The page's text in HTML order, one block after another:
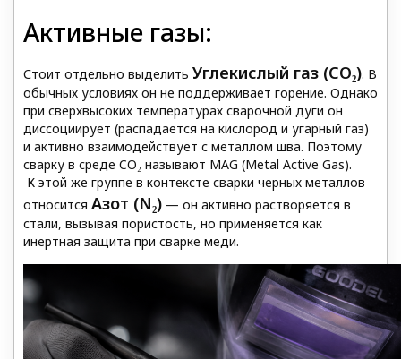
Активные газы:
Стоит отдельно выделить Углекислый газ (CO₂). В
обычных условиях он не поддерживает горение. Однако
при сверхвысоких температурах сварочной дуги он
диссоциирует (распадается на кислород и угарный газ)
и активно взаимодействует с металлом шва. Поэтому
сварку в среде CO₂ называют MAG (Metal Active Gas).
К этой же группе в контексте сварки черных металлов
относится Азот (N₂) — он активно растворяется в
стали, вызывая пористость, но применяется как
инертная защита при сварке меди.